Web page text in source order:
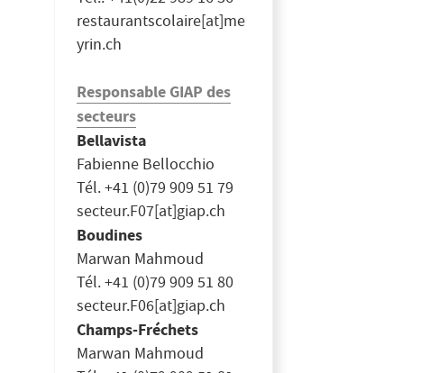
restaurantscolaire[at]me
yrin.ch
Responsable GIAP des
secteurs
Bellavista
Fabienne Bellocchio
Tél. +41 (0)79 909 51 79
secteur.F07[at]giap.ch
Boudines
Marwan Mahmoud
Tél. +41 (0)79 909 51 80
secteur.F06[at]giap.ch
Champs-Fréchets
Marwan Mahmoud